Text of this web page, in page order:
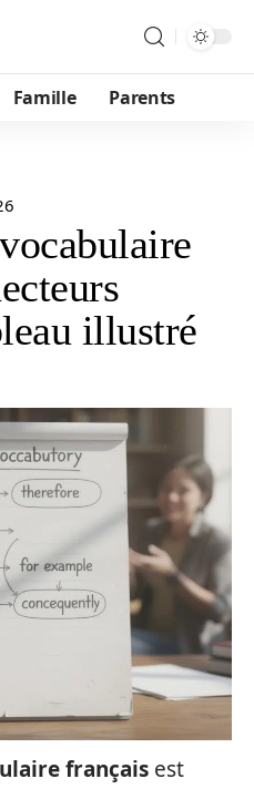
Famille Parents
illustré
français est